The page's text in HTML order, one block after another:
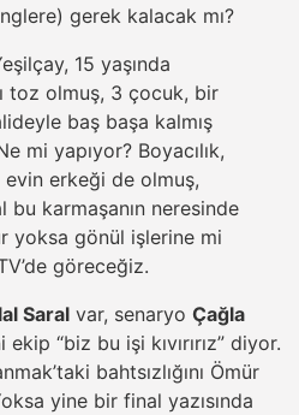
gerek kalacak mı?
15 yaşında
toz olmuş, 3 çocuk, bir
baş başa kalmış
mi yapıyor? Boyacılık,
evin erkeği de olmuş,
bu karmaşanın neresinde
yoksa gönül işlerine mi
göreceğiz.
Saral var, senaryo Çağla
ekip “biz bu işi kıvırırız” diyor.
bahtsızlığını Ömür
yine bir final yazısında